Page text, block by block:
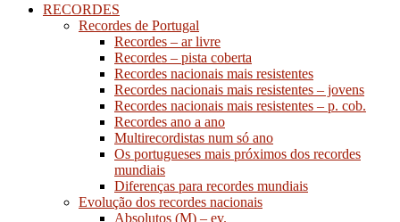
RECORDES
Recordes de Portugal
Recordes – ar livre
Recordes – pista coberta
Recordes nacionais mais resistentes
Recordes nacionais mais resistentes – jovens
Recordes nacionais mais resistentes – p. cob.
Recordes ano a ano
Multirecordistas num só ano
Os portugueses mais próximos dos recordes
mundiais
Diferenças para recordes mundiais
Evolução dos recordes nacionais
Absolutos (M) – ev.